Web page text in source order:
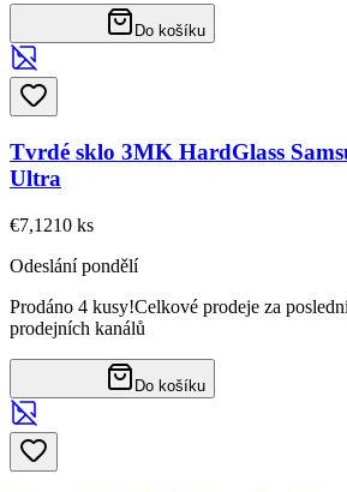
Do košíku
Tvrdé sklo 3MK HardGlass
Ultra
€7,1210 ks
Odeslání pondělí
Prodáno 4 kusy!Celkové prodeje za
prodejních kanálů
Do košíku